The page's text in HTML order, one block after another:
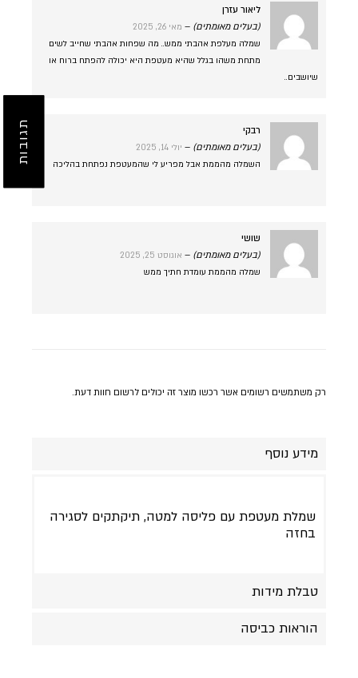
תגובות
ליאור עזרן
(בעלים מאומתים) – מאי 26, 2025
שמלה מעלפת אהבתי ממש.. מה שפחות אהבתי שחייב לשים
מתחת משהו בגלל שהיא מעטפת היא יכולה להפתח ברוח או
שיושבים..
רבקי
(בעלים מאומתים) – יולי 14, 2025
השמלה מהממת אבל מפריע לי שהמעטפת נפתחת בהליכה
שושי
(בעלים מאומתים) – אוגוסט 25, 2025
שמלה מהממת עומדת חתיך ממש
רק משתמשים רשומים אשר רכשו מוצר זה יכולים לרשום חוות דעת.
מידע נוסף
שמלת מעטפת עם פליסה למטה, תיקתקים לסגירה
בחזה
טבלת מידות
הוראות כביסה